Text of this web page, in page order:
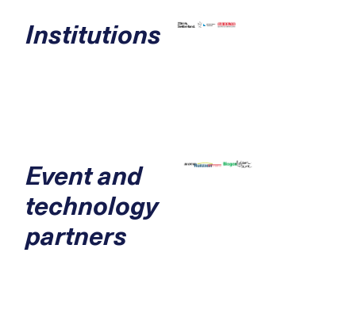
Institutions
Event and
technology
partners